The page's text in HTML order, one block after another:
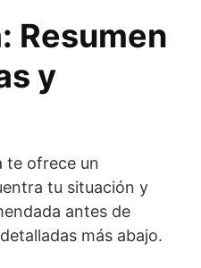
Resumen
y
te ofrece un
tu situación y
antes de
más abajo.